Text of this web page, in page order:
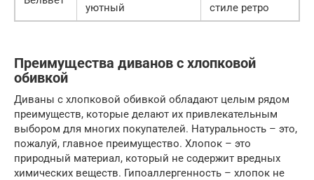
уютный
стиле ретро
Преимущества диванов с хлопковой
обивкой
Диваны с хлопковой обивкой обладают целым рядом
преимуществ, которые делают их привлекательным
выбором для многих покупателей. Натуральность – это,
пожалуй, главное преимущество. Хлопок – это
природный материал, который не содержит вредных
химических веществ. Гипоаллергенность – хлопок не